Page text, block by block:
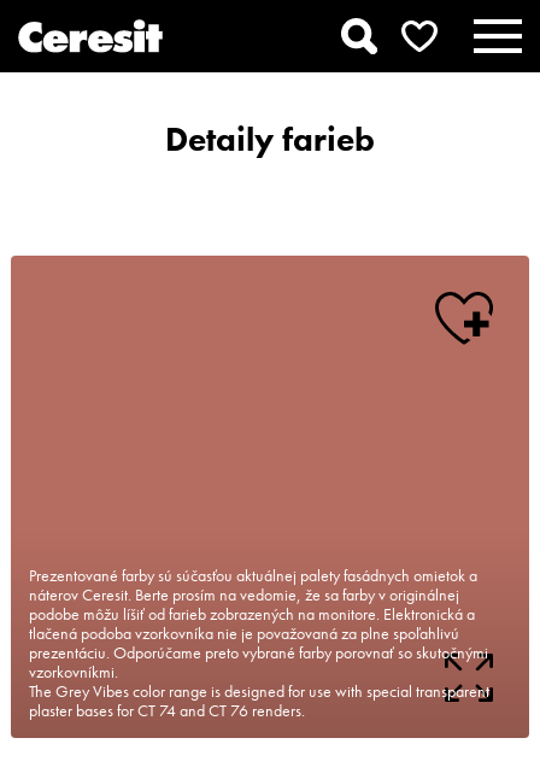
Detaily farieb
Prezentované farby sú súčasťou aktuálnej palety fasádnych omietok a
náterov Ceresit. Berte prosím na vedomie, že sa farby v originálnej
podobe môžu líšiť od farieb zobrazených na monitore. Elektronická a
tlačená podoba vzorkovníka nie je považovaná za plne spoľahlivú
prezentáciu. Odporúčame preto vybrané farby porovnať so skutočnými
vzorkovníkmi.
The Grey Vibes color range is designed for use with special transparent
plaster bases for CT 74 and CT 76 renders.